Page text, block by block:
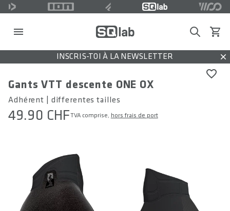
SearchVoir
INSCRIS-TOI À LA NEWSLETTER
Gants VTT descente ONE OX
Adhérent | differentes tailles
49.90 CHFTVA comprise, hors frais de port